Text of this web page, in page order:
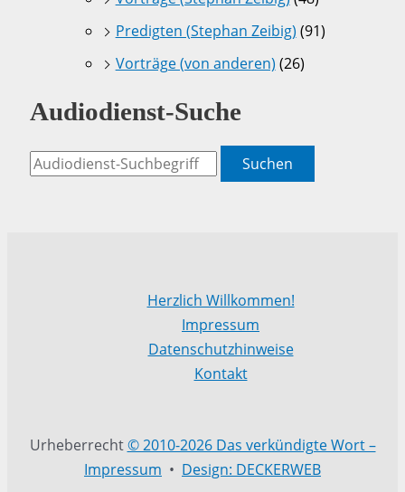
Predigten (Stephan Zeibig) (91)
Vorträge (von anderen) (26)
Audiodienst-Suche
Suchen
Herzlich Willkommen!
Impressum
Datenschutzhinweise
Kontakt
Urheberrecht© 2010-2026 Das verkündigte Wort –
Impressum • Design: DECKERWEB